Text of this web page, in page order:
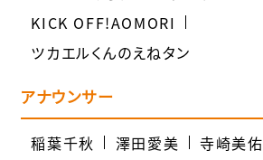
KICK OFF!AOMORI
ツカエルくんのえねタン
アナウンサー
稲葉千秋 澤田愛美 寺崎美佑